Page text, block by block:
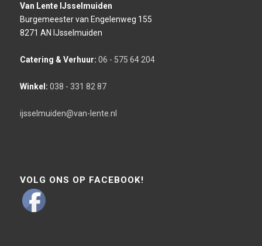
Van Lente IJsselmuiden
Burgemeester van Engelenweg 155
8271 AN IJsselmuiden
Catering & Verhuur: 06 - 575 64 204
Winkel: 038 - 331 82 87
ijsselmuiden@van-lente.nl
VOLG ONS OP FACEBOOK!